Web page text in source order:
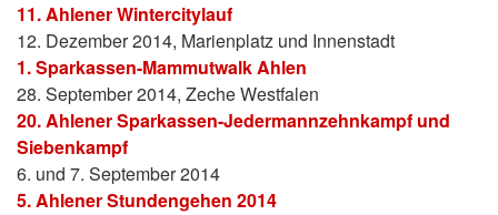
11. Ahlener Wintercitylauf
12. Dezember 2014, Marienplatz und Innenstadt
1. Sparkassen-Mammutwalk Ahlen
28. September 2014, Zeche Westfalen
20. Ahlener Sparkassen-Jedermannzehnkampf und
Siebenkampf
6. und 7. September 2014
5. Ahlener Stundengehen 2014